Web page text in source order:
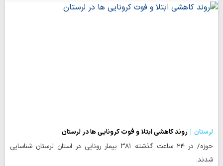
لرستان
روند کاهشی ابتلا و فوت کرونایی ها در لرستان
حوزه/ در ۲۴ ساعت گذشته ۳۸۱ بیمار رونایی در استان لرستان شناسایی
شدند.